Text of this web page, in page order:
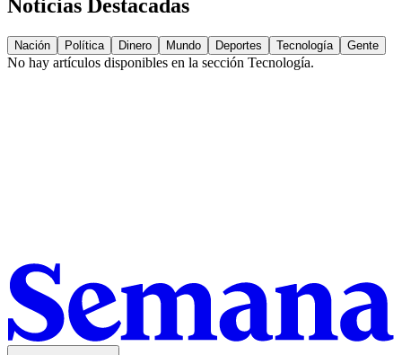
Noticias Destacadas
Nación Política Dinero Mundo Deportes Tecnología Gente
No hay artículos disponibles en la sección Tecnología.